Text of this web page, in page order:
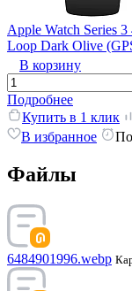
Apple Watch Series
Loop Dark Olive
В корзину
Подробнее
Купить в 1 клик
В избранное
Файлы
6484901996.webp